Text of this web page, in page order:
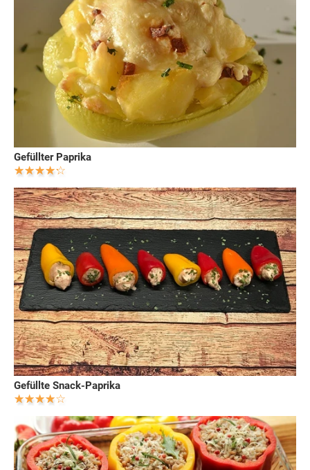
Gefüllter Paprika
Gefüllte Snack-Paprika